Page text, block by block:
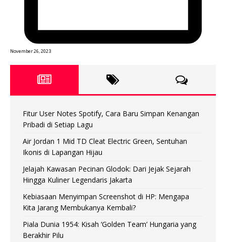
November 26, 2023
Fitur User Notes Spotify, Cara Baru Simpan Kenangan
Pribadi di Setiap Lagu
Air Jordan 1 Mid TD Cleat Electric Green, Sentuhan
Ikonis di Lapangan Hijau
Jelajah Kawasan Pecinan Glodok: Dari Jejak Sejarah
Hingga Kuliner Legendaris Jakarta
Kebiasaan Menyimpan Screenshot di HP: Mengapa
Kita Jarang Membukanya Kembali?
Piala Dunia 1954: Kisah ‘Golden Team’ Hungaria yang
Berakhir Pilu